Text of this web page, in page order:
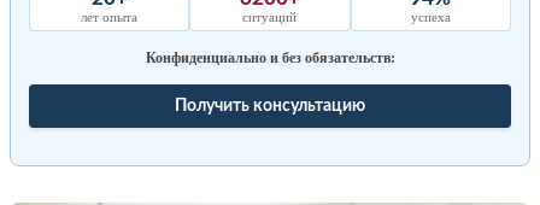
лет опыта ситуаций успеха
Конфиденциально и без обязательств:
Получить консультацию